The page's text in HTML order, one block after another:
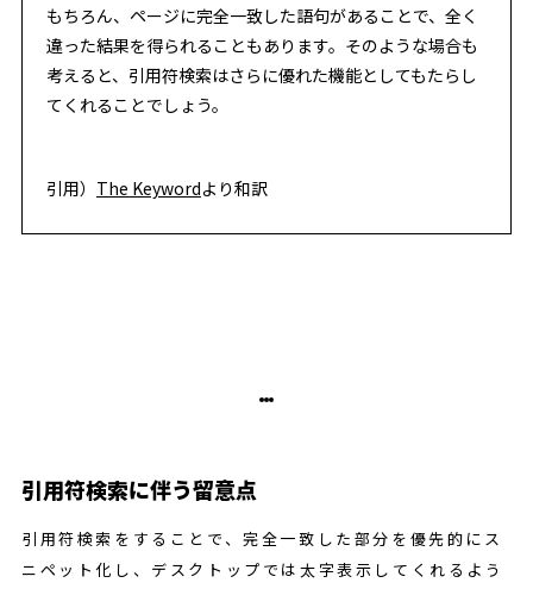
もちろん、ページに完全一致した語句があることで、全く
違った結果を得られることもあります。そのような場合も
考えると、引用符検索はさらに優れた機能としてもたらし
てくれることでしょう。
引用） The Keywordより和訳
引用符検索に伴う留意点
引用符検索をすることで、完全一致した部分を優先的にス
ニペット化し、デスクトップでは太字表示してくれるよう